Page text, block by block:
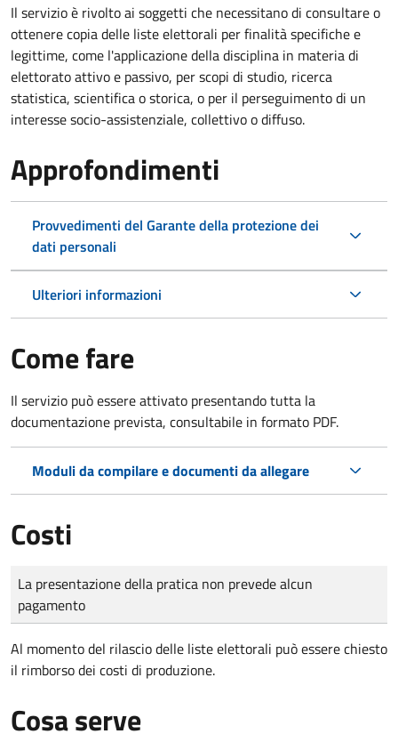
Il servizio è rivolto ai soggetti che necessitano di consultare o
ottenere copia delle liste elettorali per finalità specifiche e
legittime, come l'applicazione della disciplina in materia di
elettorato attivo e passivo, per scopi di studio, ricerca
statistica, scientifica o storica, o per il perseguimento di un
interesse socio-assistenziale, collettivo o diffuso.
Approfondimenti
Provvedimenti del Garante della protezione dei
dati personali
Ulteriori informazioni
Come fare
Il servizio può essere attivato presentando tutta la
documentazione prevista, consultabile in formato PDF.
Moduli da compilare e documenti da allegare
Costi
Tipo di pagamento
Importo
La presentazione della pratica non prevede alcun
pagamento
Al momento del rilascio delle liste elettorali può essere chiesto
il rimborso dei costi di produzione.
Cosa serve